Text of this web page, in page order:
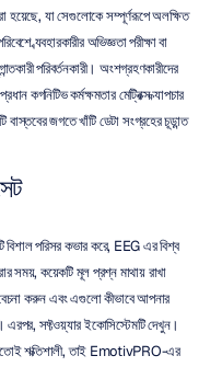
হয়েছে, যা সেগুলোকে সম্পূর্ণরূপে অলক্ষিত
ব্যবহারকারীর অভিজ্ঞতা পরীক্ষা বা
পরিবর্তনকারী। অংশগ্রহণকারীদের
কগনিটিভ কর্মক্ষমতার মেট্রিক্স ক্যাপচার
জগতে খাঁটি ডেটা সংগ্রহের চূড়ান্ত
পরিসর কভার করে, EEG এর বিশ্ব
সময়, কয়েকটি মূল প্রশ্ন মাথায় রাখা
করুন এবং এগুলো কীভাবে আপনার
এরপর, সফ্টওয়্যার ইকোসিস্টেমটি দেখুন।
মতোই শক্তিশালী, তাই EmotivPRO-এর